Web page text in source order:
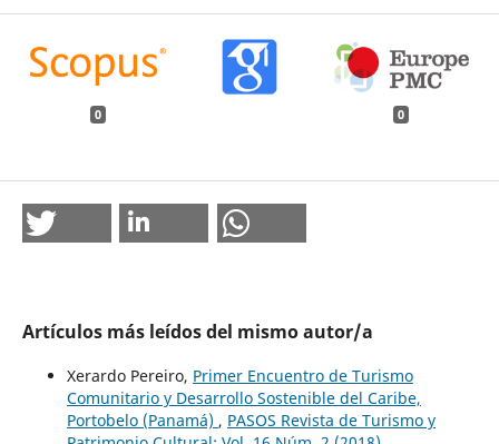
0 0
Artículos más leídos del mismo autor/a
Xerardo Pereiro, Primer Encuentro de Turismo
Comunitario y Desarrollo Sostenible del Caribe,
Portobelo (Panamá) , PASOS Revista de Turismo y